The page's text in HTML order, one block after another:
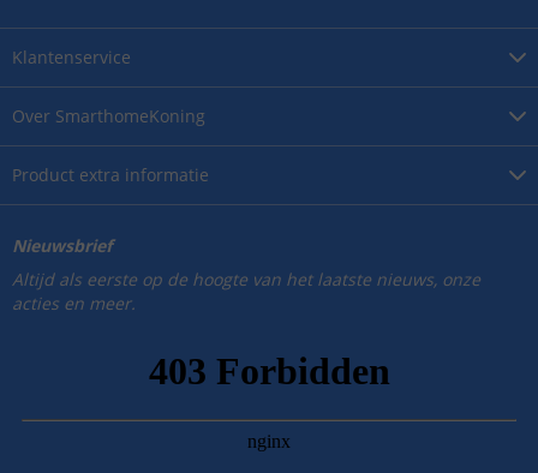
Over SmarthomeKoning
Product extra informatie
Klantenservice
Nieuwsbrief
Altijd als eerste op de hoogte van het laatste nieuws, onze
acties en meer.